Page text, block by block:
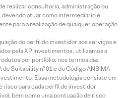
realizar consultoria, administração ou
atuar como intermediário e
para a realização de qualquer operação
do perfil do investidor aos serviços e
pela XP Investimentos, utilizamos a
por portfólio, nos termos das
Suitability nº 01 e do Código ANBIMA
Essa metodologia consiste em
risco para cada perfil de investidor
bem como uma pontuação de risco